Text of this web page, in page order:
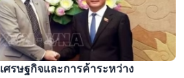
รษฐกิจและการค้าระหว่าง